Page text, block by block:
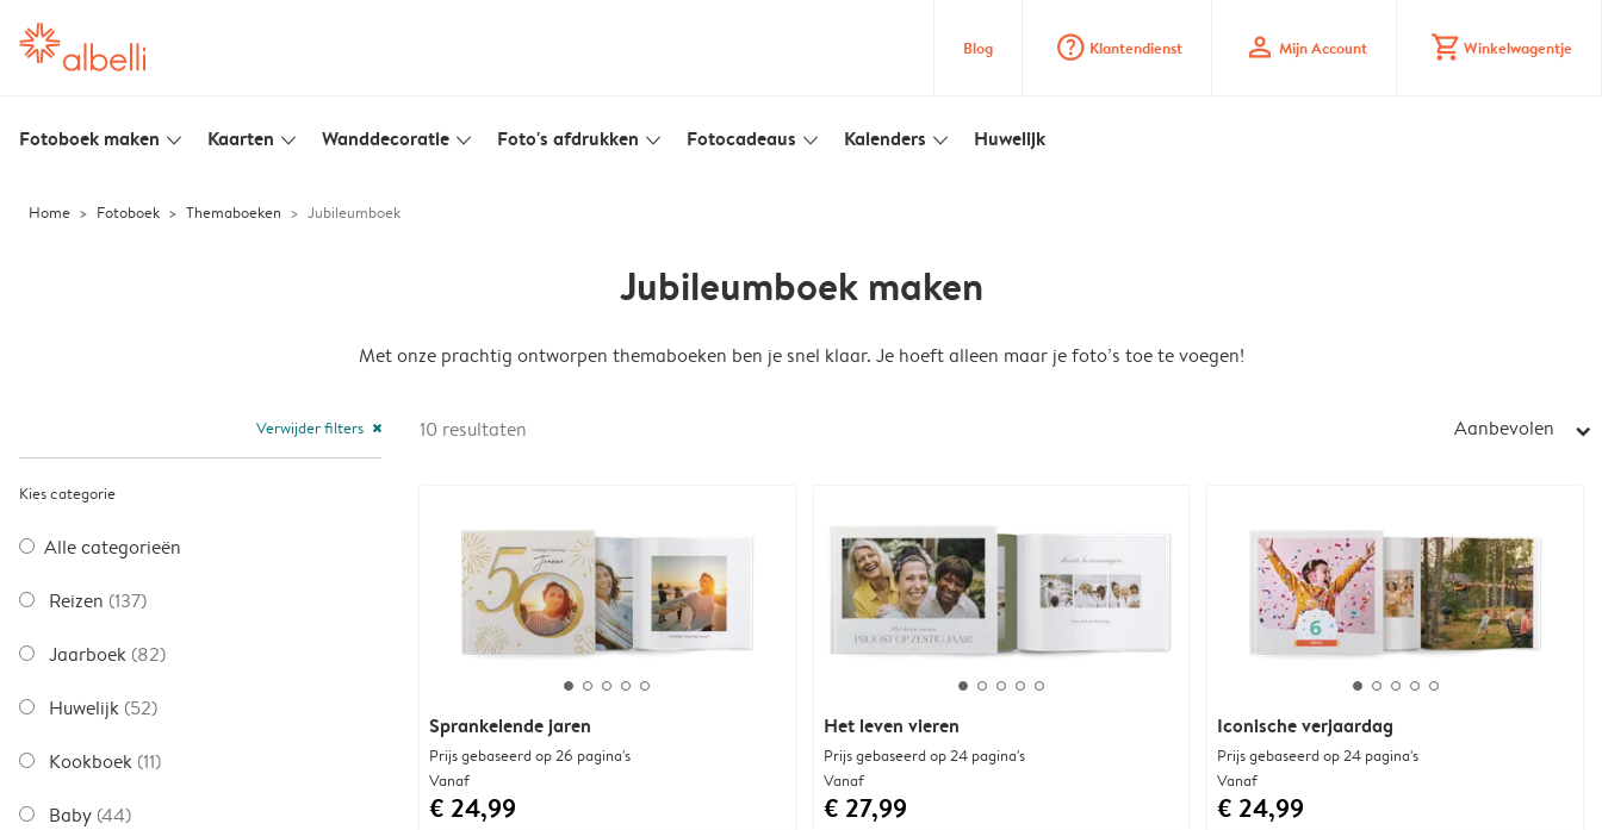
Blog question_mark_circle Klantendienst profile Mijn Account shopping_cart Winkelwagentje
Fotoboek maken slim_arrow_down Kaarten slim_arrow_down Wanddecoratie slim_arrow_down Foto's afdrukken slim_arrow_down Fotocadeaus slim_arrow_down Kalenders slim_arrow_down Huwelijk
Home Fotoboek Themaboeken Jubileumboek
Jubileumboek maken
Met onze prachtig ontworpen themaboeken ben je snel klaar. Je hoeft alleen maar je foto’s toe te voegen!
Kies categorie
Verwijder filters close
Alle categorieën
Reizen (137)
Jaarboek (82)
Huwelijk (52)
Kookboek (11)
Baby (44)
10 resultaten Aanbevolen arrow_right
Sprankelende jaren
Prijs gebaseerd op 26 pagina's
Vanaf
€ 24,99
Het leven vieren
Prijs gebaseerd op 24 pagina's
Vanaf
€ 27,99
Iconische verjaardag
Prijs gebaseerd op 24 pagina's
Vanaf
€ 24,99